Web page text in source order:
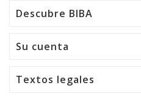
Descubre BIBA
Su cuenta
Textos legales